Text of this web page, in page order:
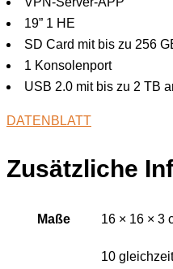
19” 1 HE
SD Card mit bis zu 256
1 Konsolenport
USB 2.0 mit bis zu 2 TB
DATENBLATT
Zusätzliche
Maße 16 × 16 × 3
10